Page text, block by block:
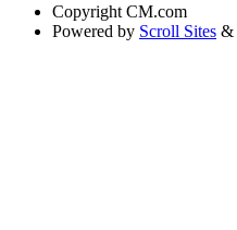
Copyright CM.com
Powered by Scroll Sites &